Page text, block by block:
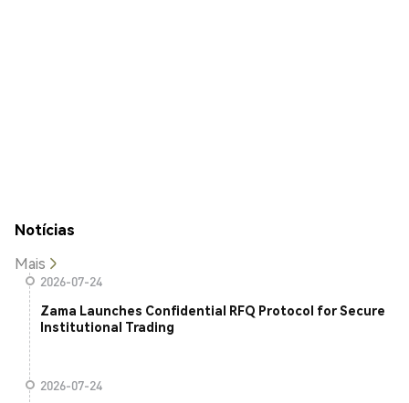
Notícias
Mais
2026-07-24
Zama Launches Confidential RFQ Protocol for Secure
Institutional Trading
2026-07-24